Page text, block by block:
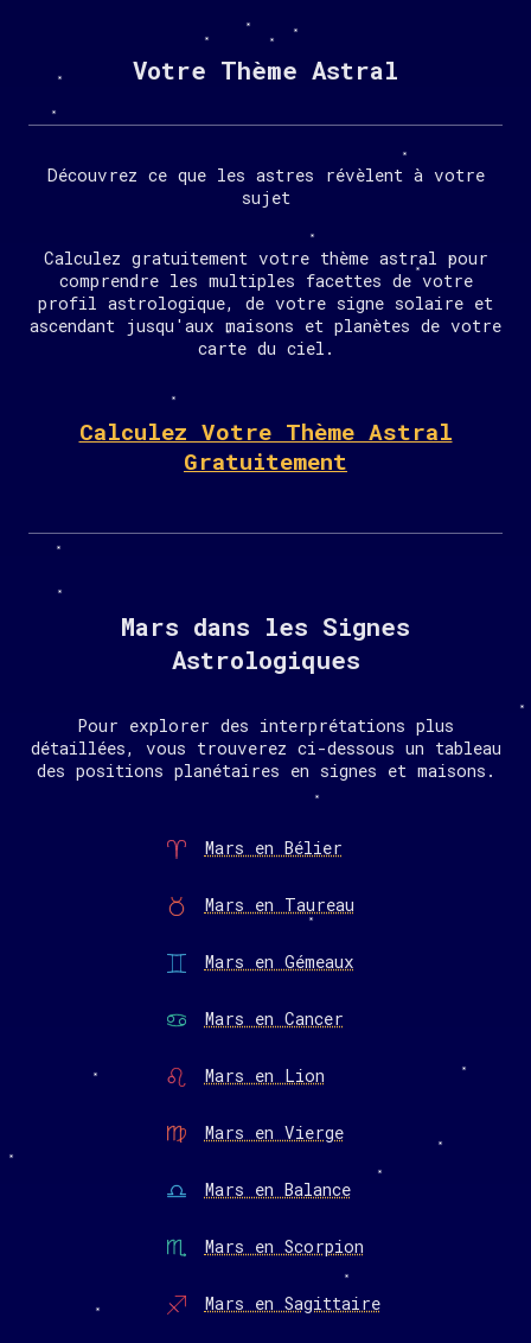
Votre Thème Astral
Découvrez ce que les astres révèlent à votre
sujet
Calculez gratuitement votre thème astral pour
comprendre les multiples facettes de votre
profil astrologique, de votre signe solaire et
ascendant jusqu'aux maisons et planètes de votre
carte du ciel.
Calculez Votre Thème Astral
Gratuitement
Mars dans les Signes
Astrologiques
Pour explorer des interprétations plus
détaillées, vous trouverez ci-dessous un tableau
des positions planétaires en signes et maisons.
Mars en Bélier
Mars en Taureau
Mars en Gémeaux
Mars en Cancer
Mars en Lion
Mars en Vierge
Mars en Balance
Mars en Scorpion
Mars en Sagittaire